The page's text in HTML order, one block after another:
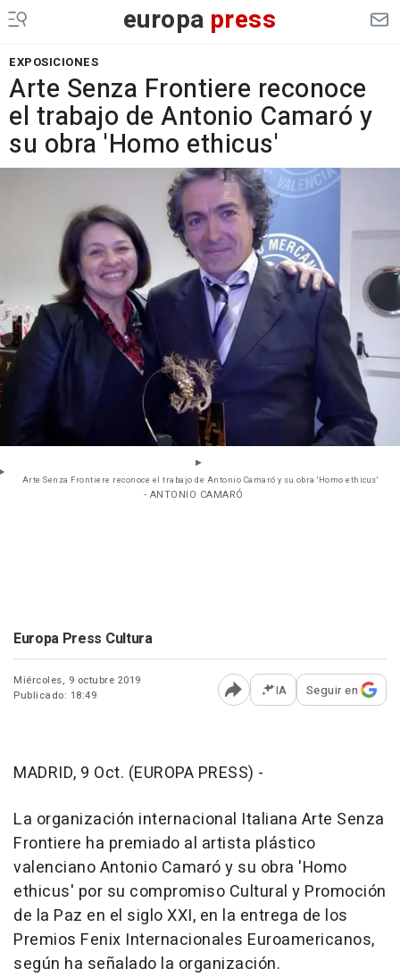
europa press
EXPOSICIONES
Arte Senza Frontiere reconoce
el trabajo de Antonio Camaró y
su obra 'Homo ethicus'
Arte Senza Frontiere reconoce el trabajo de Antonio Camaró y su obra 'Homo ethicus'
- ANTONIO CAMARÓ
Europa Press Cultura
Miércoles, 9 octubre 2019
Publicado: 18:49
Abrir opciones para
IA Seguir en
MADRID, 9 Oct. (EUROPA PRESS) -
La organización internacional Italiana Arte Senza
Frontiere ha premiado al artista plástico
valenciano Antonio Camaró y su obra 'Homo
ethicus' por su compromiso Cultural y Promoción
de la Paz en el siglo XXI, en la entrega de los
Premios Fenix Internacionales Euroamericanos,
según ha señalado la organización.